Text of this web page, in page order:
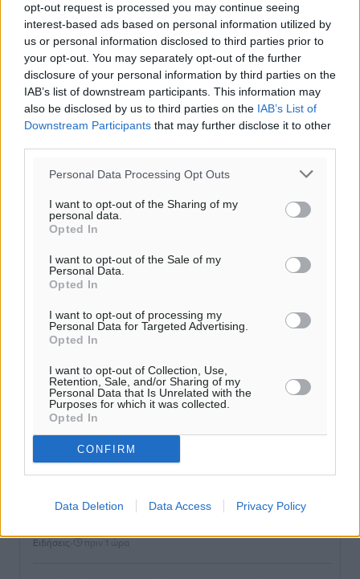
opt-out request is processed you may continue seeing
interest-based ads based on personal information utilized by
us or personal information disclosed to third parties prior to
your opt-out. You may separately opt-out of the further
disclosure of your personal information by third parties on the
IAB’s list of downstream participants. This information may
also be disclosed by us to third parties on the IAB’s List of
Downstream Participants that may further disclose it to other
Personal Data Processing Opt Outs
I want to opt-out of the Sharing of my
personal data.
Opted In
I want to opt-out of the Sale of my
Personal Data.
Opted In
I want to opt-out of processing my
Personal Data for Targeted Advertising.
Opted In
I want to opt-out of Collection, Use,
Retention, Sale, and/or Sharing of my
Personal Data that Is Unrelated with the
Purposes for which it was collected.
Opted In
CONFIRM
Data Deletion Data Access Privacy Policy
Ροή ειδήσεων
Εγκρίθηκε η ηλεκτρική διασύνδεση Ρόδου και Κω
μέσω υποβρύχιων καλωδίων με την ηπειρωτική
Ελλάδα
Τοπικές Ειδήσεις• πριν 9 λεπτά
Νέο ανακαινισμένο δημοτικό τουριστικό γραφείο
στην Πάτμο
Οι συναντήσεις που είχε κατά την επίσκεψη του στη
Ρόδο ο Πρέσβης της Βραζιλίας στην Ελλάδα
Τοπικές Ειδήσεις
απειλεί τη ζήτηση για πακέτα διακοπών – Στο
Ειδήσεις• πριν 1 ώρα